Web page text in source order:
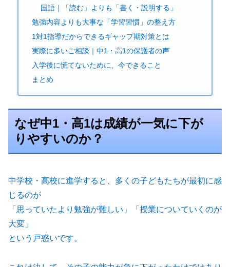
国語｜「読む」よりも「書く・説明する」
勉強内容よりも大事な「学習習慣」の整え方
1対1指導だからできるギャップ期対策とは
実際に多いご相談｜中1・高1の保護者の声
入学後に慌てないために、今できること
まとめ
なぜ中1・高1は成績が一気に下が
りやすいのか？
中学校・高校に進学すると、多くの子どもたちが最初に感
じるのが
「思っていたより勉強が難しい」「授業についていくのが
大変」
という戸惑いです。